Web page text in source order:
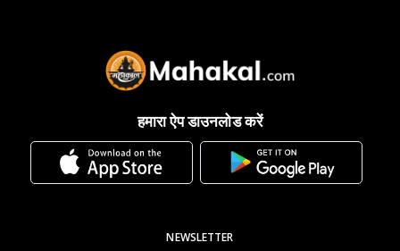
हमारा ऐप डाउनलोड करें
NEWSLETTER